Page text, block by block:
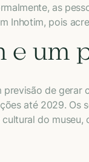
as
Inhotim, pois
e um
previsão de gerar
até 2029. Os
do